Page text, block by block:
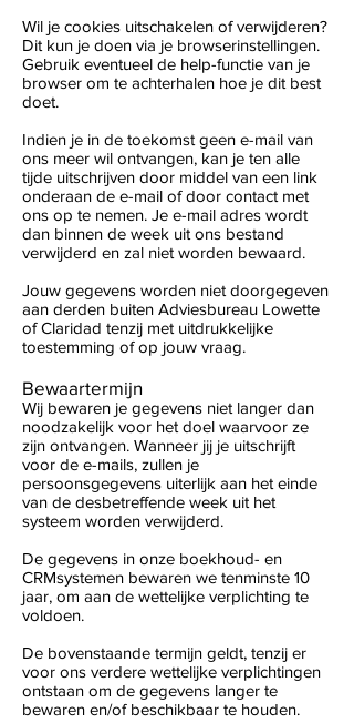
Wil je cookies uitschakelen of verwijderen?
Dit kun je doen via je browserinstellingen.
Gebruik eventueel de help-functie van je
browser om te achterhalen hoe je dit best
doet.
Indien je in de toekomst geen e-mail van
ons meer wil ontvangen, kan je ten alle
tijde uitschrijven door middel van een link
onderaan de e-mail of door contact met
ons op te nemen. Je e-mail adres wordt
dan binnen de week uit ons bestand
verwijderd en zal niet worden bewaard.
Jouw gegevens worden niet doorgegeven
aan derden buiten Adviesbureau Lowette
of Claridad tenzij met uitdrukkelijke
toestemming of op jouw vraag.
Bewaartermijn
Wij bewaren je gegevens niet langer dan
noodzakelijk voor het doel waarvoor ze
zijn ontvangen. Wanneer jij je uitschrijft
voor de e-mails, zullen je
persoonsgegevens uiterlijk aan het einde
van de desbetreffende week uit het
systeem worden verwijderd.
De gegevens in onze boekhoud- en
CRMsystemen bewaren we tenminste 10
jaar, om aan de wettelijke verplichting te
voldoen.
De bovenstaande termijn geldt, tenzij er
voor ons verdere wettelijke verplichtingen
ontstaan om de gegevens langer te
bewaren en/of beschikbaar te houden.